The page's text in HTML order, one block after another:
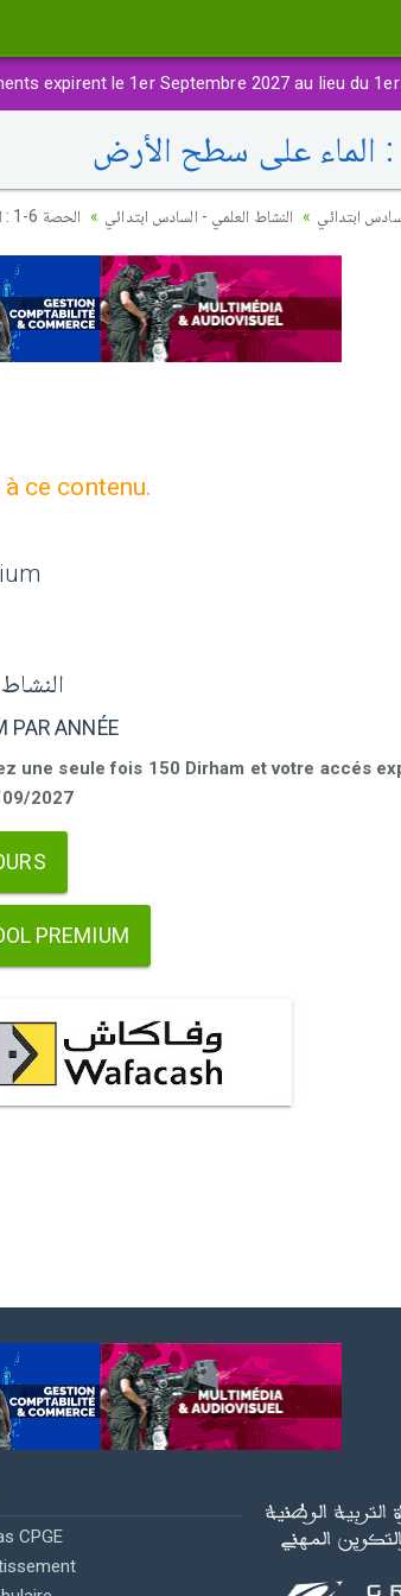
expirent le 1er Septembre 2027 au lieu du
ابتدائي النشاط العلمي - السادس ابتدائي الحصة 6-1 : الماء على سطح الأرض
ce contenu.
PAR ANNÉE
une seule fois 150 Dirham et votre accés
2027
PREMIUM
CPGE